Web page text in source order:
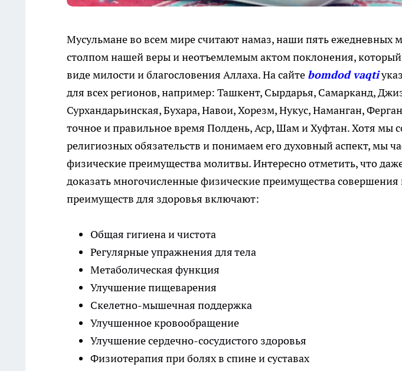
Мусульмане во всем мире считают намаз, наши пять ежедневных
столпом нашей веры и неотъемлемым актом поклонения,
виде милости и благословения Аллаха. На сайте bomdod vaqti
для всех регионов, например: Ташкент, Сырдарья, Самарканд,
Сурхандарьинская, Бухара, Навои, Хорезм, Нукус, Наманган,
точное и правильное время Полдень, Аср, Шам и Хуфтан. Хотя мы
религиозных обязательств и понимаем его духовный аспект, мы
физические преимущества молитвы. Интересно отметить, что
доказать многочисленные физические преимущества
преимуществ для здоровья включают:
Общая гигиена и чистота
Регулярные упражнения для тела
Метаболическая функция
Улучшение пищеварения
Скелетно-мышечная поддержка
Улучшенное кровообращение
Улучшение сердечно-сосудистого здоровья
Физиотерапия при болях в спине и суставах